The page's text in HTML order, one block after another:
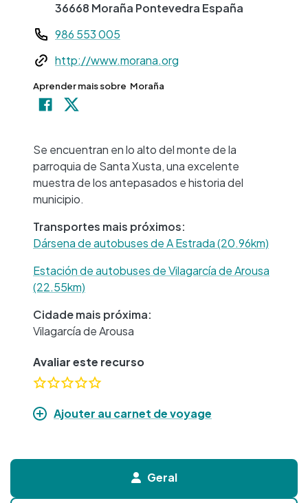
36668 Moraña Pontevedra España
Teléfono
986 553 005
Webhttp://www.morana.org
Aprender mais sobre Moraña
Se encuentran en lo alto del monte de la
parroquia de Santa Xusta, una excelente
muestra de los antepasados e historia del
municipio.
Transportes mais próximos:
Dársena de autobuses de A Estrada (20.96km)
Estación de autobuses de Vilagarcía de Arousa
(22.55km)
Cidade mais próxima:
Vilagarcía de Arousa
Avaliar este recurso
Ajouter au carnet de voyage
Geral